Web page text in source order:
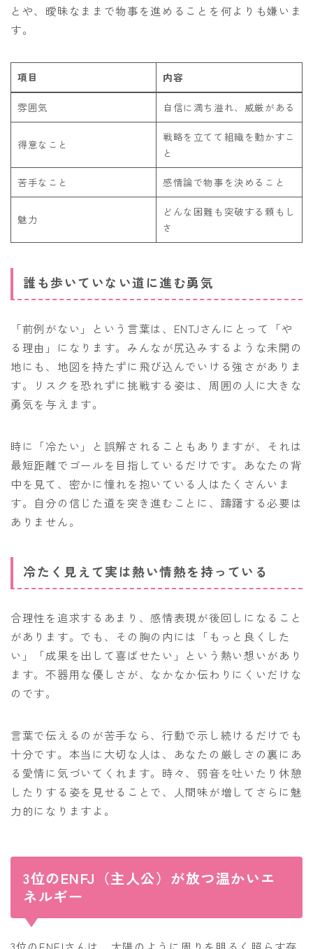
とや、曖昧なままで物事を進めることを何よりも嫌いま
す。
項目 内容
雰囲気 自信に満ち溢れ、威厳がある
得意なこと
戦略を立てて組織を動かすこ
と
苦手なこと 感情論で物事を決めること
魅力
どんな困難も突破する頼もし
さ
誰も歩いていない道に進む勇気
「前例がない」という言葉は、ENTJさんにとって「や
る理由」になります。みんなが尻込みするような未開の
地にも、地図を持たずに飛び込んでいける強さがありま
す。リスクを恐れずに挑戦する姿は、周囲の人に大きな
勇気を与えます。
時に「冷たい」と誤解されることもありますが、それは
最短距離でゴールを目指しているだけです。あなたの背
中を見て、密かに憧れを抱いている人はたくさんいま
す。自分の信じた道を突き進むことに、躊躇する必要は
ありません。
冷たく見えて実は熱い情熱を持っている
合理性を追求するあまり、感情表現が後回しになること
があります。でも、その胸の内には「もっと良くした
い」「成果を出して喜ばせたい」という熱い想いがあり
ます。不器用な優しさが、なかなか伝わりにくいだけな
のです。
言葉で伝えるのが苦手なら、行動で示し続けるだけでも
十分です。本当に大切な人は、あなたの厳しさの裏にあ
る愛情に気づいてくれます。時々、弱音を吐いたり休憩
したりする姿を見せることで、人間味が増してさらに魅
力的になりますよ。
3位のENFJ（主人公）が放つ温かいエ
ネルギー